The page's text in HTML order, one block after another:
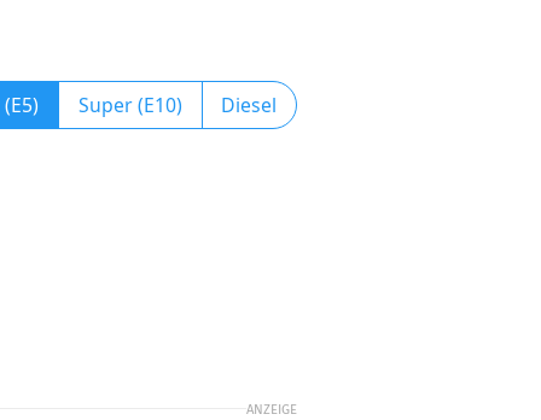
Super (E10) Diesel
ANZEIGE